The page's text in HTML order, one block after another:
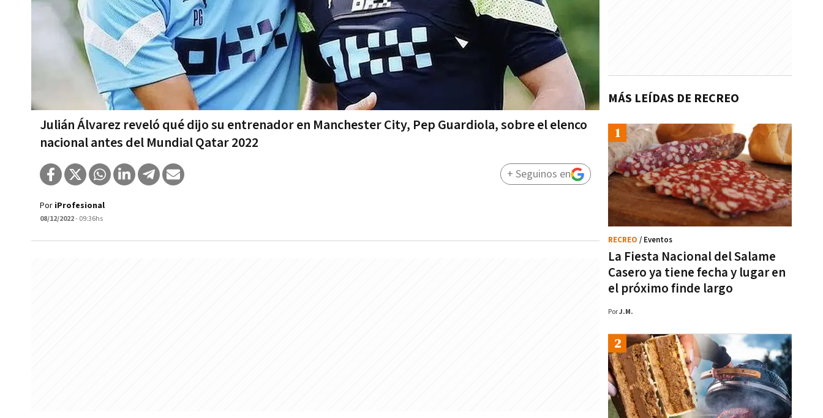
Julián Álvarez reveló qué dijo su entrenador en Manchester City, Pep Guardiola, sobre el elenco
nacional antes del Mundial Qatar 2022
Por iProfesional
08/12/2022- 09:36hs
+ Seguinos en
MÁS LEÍDAS DE RECREO
La Fiesta Nacional del Salame
Casero ya tiene fecha y lugar en
el próximo finde largo
RECREO / Eventos
PorJ.M.